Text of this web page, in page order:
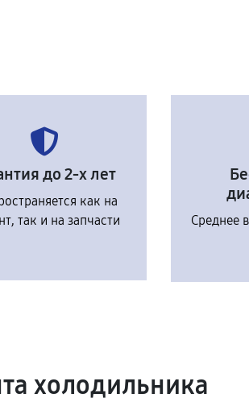
до 2-х лет
как на
так и на запчасти
Среднее
холодильника